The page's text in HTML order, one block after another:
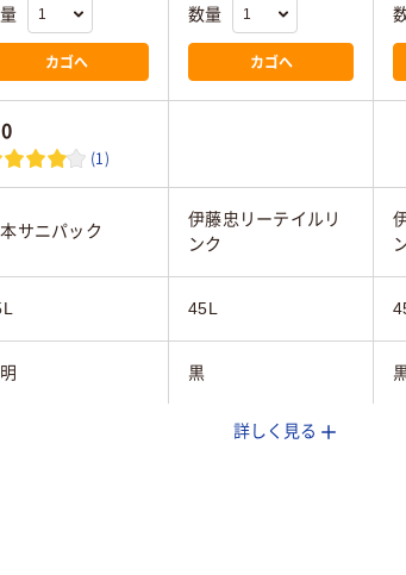
カゴへ
数量
カゴへ
(1)
本サニパック
伊藤忠リーテイルリ
ンク
45L
黒
詳しく見る